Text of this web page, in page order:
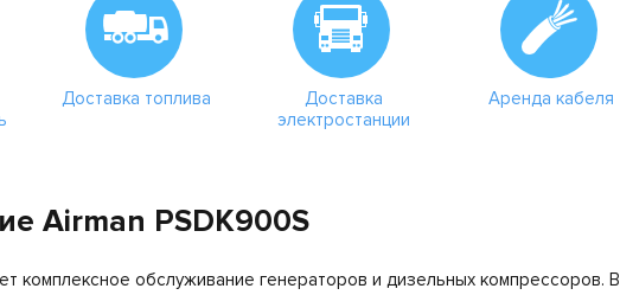
Доставка топлива
Доставка
электростанции
Аренда кабеля
Airman PSDK900S
комплексное обслуживание генераторов и дизельных компрессоров. В